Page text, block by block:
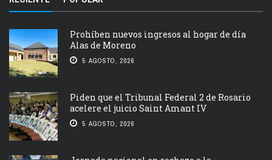
Prohíben nuevos ingresos al hogar de día
Alas de Moreno
5 AGOSTO, 2026
Piden que el Tribunal Federal 2 de Rosario
acelere el juicio Saint Amant IV
5 AGOSTO, 2026